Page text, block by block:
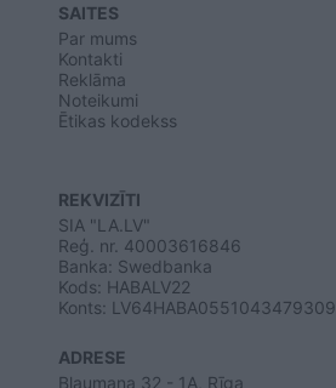
SAITES
Par mums
Kontakti
Reklāma
Noteikumi
Ētikas kodekss
REKVIZĪTI
SIA "LA.LV"
Reģ. nr. 40003616846
Banka: Swedbanka
Kods: HABALV22
Konts: LV64HABA0551043479309
ADRESE
Blaumaņa 32 - 1A, Rīga